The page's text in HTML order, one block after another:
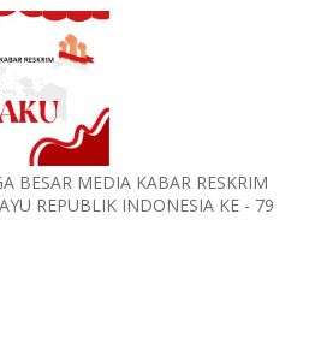
BESAR MEDIA KABAR RESKRIM
REPUBLIK INDONESIA KE - 79